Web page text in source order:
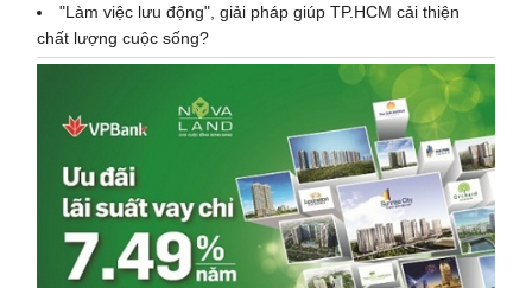
"Làm việc lưu động", giải pháp giúp TP.HCM cải thiện
chất lượng cuộc sống?